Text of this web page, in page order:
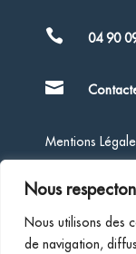
Nous
Nous utilisons des
de navigation,
 04 90

Mentions
Politique de
Société